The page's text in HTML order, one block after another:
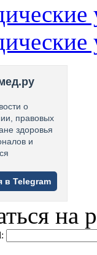
о
правовых
здоровья
и
в Telegram
на